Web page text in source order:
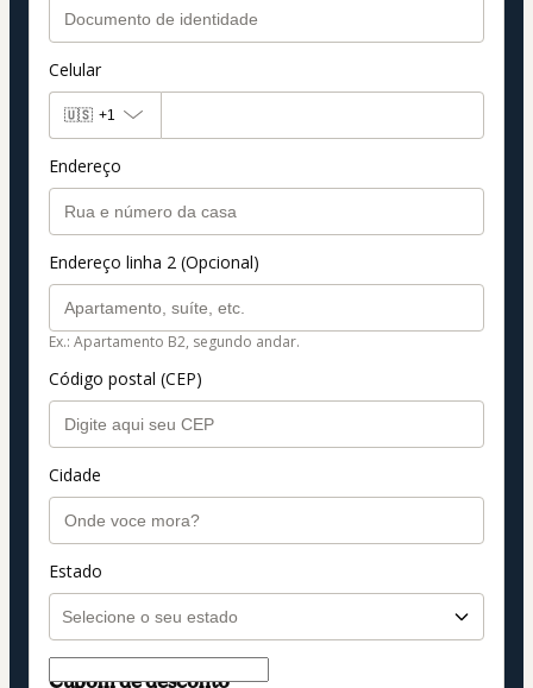
Celular
🇺🇸 +1
Endereço
Endereço linha 2 (Opcional)
Ex.: Apartamento B2, segundo andar.
Código postal (CEP)
Cidade
Estado
Cupom de desconto